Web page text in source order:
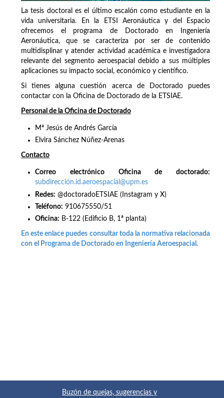
La tesis doctoral es el último escalón como estudiante en la
vida universitaria. En la ETSI Aeronáutica y del Espacio
ofrecemos el programa de Doctorado en Ingeniería
Aeronáutica, que se caracteriza por ser de contenido
multidisplinar y atender actividad académica e investigadora
relevante del segmento aeroespacial debido a sus múltiples
aplicaciones su impacto social, económico y científico.
Si tienes alguna cuestión acerca de Doctorado puedes
contactar con la Oficina de Doctorado de la ETSIAE.
Personal de la Oficina de Doctorado
Mª Jesús de Andrés García
Elvira Sánchez Núñez-Arenas
Contacto
Correo electrónico Oficina de doctorado:
subdirección.id.aeroespacial@upm.es
Redes: @doctoradoETSIAE (Instagram y X)
Teléfono: 910675550/51
Oficina: B-122 (Edificio B, 1ª planta)
En este enlace puedes consultar toda la normativa relacionada
con el Programa de Doctorado en Ingeniería Aeroespacial.
Buzón de quejas, sugerencias y